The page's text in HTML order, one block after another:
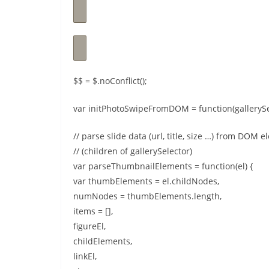
$$ = $.noConflict();
var initPhotoSwipeFromDOM =
// parse slide data (url, title, size …) from DOM
// (children of gallerySelector)
var parseThumbnailElements = function(el) {
var thumbElements = el.childNodes,
numNodes = thumbElements.length,
items = [],
figureEl,
childElements,
linkEl,